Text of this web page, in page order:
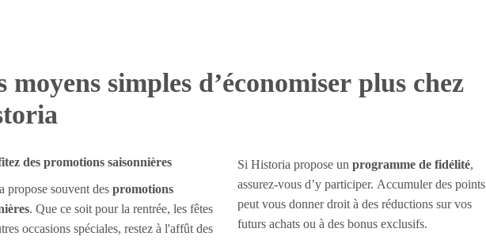
moyens simples d’économiser plus chez
des promotions saisonnières
propose souvent des promotions
. Que ce soit pour la rentrée, les fêtes
occasions spéciales, restez à l'affût des
Si Historia propose un programme de fidélité,
assurez-vous d’y participer. Accumuler des points
peut vous donner droit à des réductions sur vos
futurs achats ou à des bonus exclusifs.